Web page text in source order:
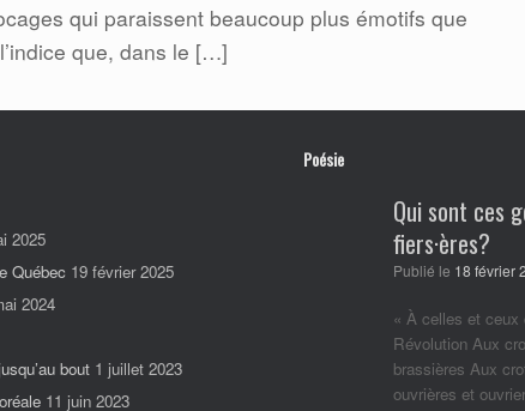
qui paraissent beaucoup plus émotifs que
que, dans le […]
2025
Québec 19 février 2025
2024
bout 1 juillet 2023
11 juin 2023
Poésie
Qui sont ces
fiers·ères?
Publié le 18 février
« À celles et ceux
Révolution Aux
brassières Aux
ouvrières et